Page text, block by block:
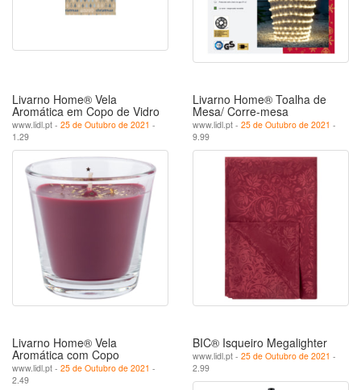
Livarno Home® Vela
Aromática em Copo de Vidro
www.lidl.pt - 25 de Outubro de 2021 -
1.29
Livarno Home® Toalha de
Mesa/ Corre-mesa
www.lidl.pt - 25 de Outubro de 2021 -
9.99
Livarno Home® Vela
Aromática com Copo
www.lidl.pt - 25 de Outubro de 2021 -
2.49
BIC® Isqueiro Megalighter
www.lidl.pt - 25 de Outubro de 2021 -
2.99